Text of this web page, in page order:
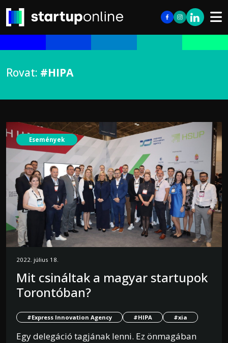
Rovat: #HIPA
Események
2022. július 18.
Mit csináltak a magyar startupok
Torontóban?
#Express Innovation Agency #HIPA #xia
Egy delegáció tagjának lenni. Ez önmagában